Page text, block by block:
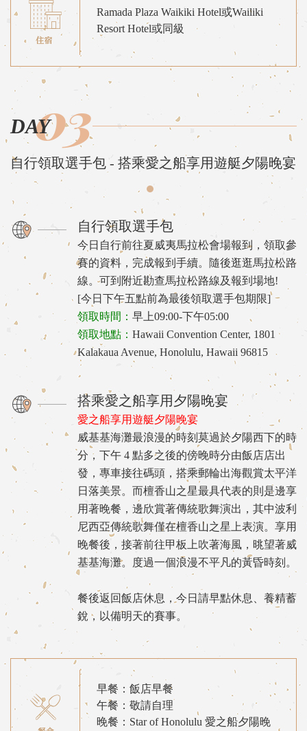
Ramada Plaza Waikiki Hotel或Wailiki
Resort Hotel或同級
DAY03
自行領取選手包 - 搭乘愛之船享用遊艇夕陽晚宴
自行領取選手包
今日自行前往夏威夷馬拉松會場報到，領取參
賽的資料，完成報到手續。隨後逛逛馬拉松路
線。可到附近勘查馬拉松路線及報到場地!
[今日下午五點前為最後領取選手包期限]
領取時間： 早上09:00-下午05:00
領取地點： Hawaii Convention Center, 1801
Kalakaua Avenue, Honolulu, Hawaii 96815
搭乘愛之船享用夕陽晚宴
愛之船享用遊艇夕陽晚宴
威基基海灘最浪漫的時刻莫過於夕陽西下的時
分，下午 4 點多之後的傍晚時分由飯店店出
發，專車接往碼頭，搭乘郵輪出海觀賞太平洋
日落美景。而檀香山之星最具代表的則是邊享
用著晚餐，邊欣賞著傳統歌舞演出，其中波利
尼西亞傳統歌舞僅在檀香山之星上表演。享用
晚餐後，接著前往甲板上吹著海風，晀望著威
基基海灘。度過一個浪漫不平凡的黃昏時刻。
餐後返回飯店休息，今日請早點休息、養精蓄
銳，以備明天的賽事。
早餐：飯店早餐
午餐：敬請自理
晚餐：Star of Honolulu 愛之船夕陽晚